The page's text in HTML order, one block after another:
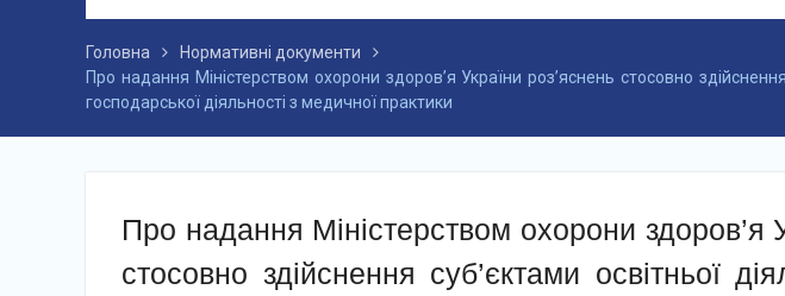
Головна
Нормативні документи
Про надання Міністерством охорони здоров’я України роз’яснень стосовно
господарської діяльності з медичної практики
Про надання Міністерством охорони здоров’я
стосовно здійснення суб’єктами освітньої